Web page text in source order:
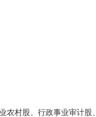
村股、行政事业审计股